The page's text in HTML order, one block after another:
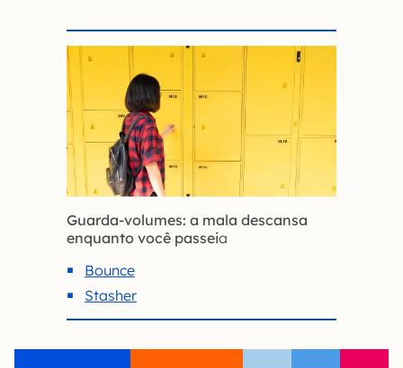
Guarda-volumes: a mala descansa
enquanto você passeia
Bounce
Stasher